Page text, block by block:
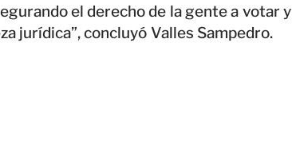
el derecho de la gente a votar y
jurídica”, concluyó Valles Sampedro.